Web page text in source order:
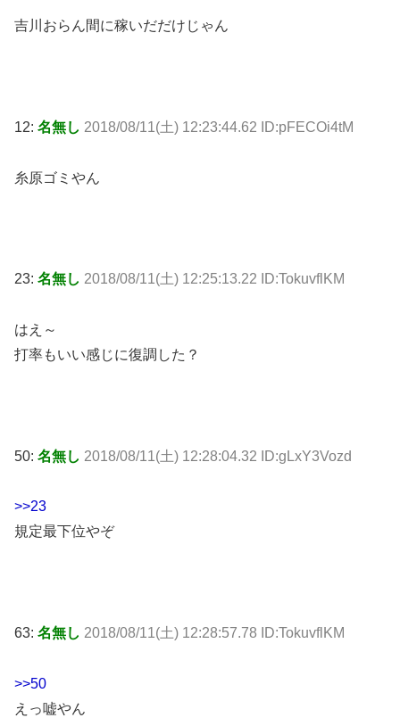
吉川おらん間に稼いだだけじゃん
12: 名無し 2018/08/11(土) 12:23:44.62 ID:pFECOi4tM
糸原ゴミやん
23: 名無し 2018/08/11(土) 12:25:13.22 ID:TokuvflKM
はえ～
打率もいい感じに復調した？
50: 名無し 2018/08/11(土) 12:28:04.32 ID:gLxY3Vozd
>>23
規定最下位やぞ
63: 名無し 2018/08/11(土) 12:28:57.78 ID:TokuvflKM
>>50
えっ嘘やん